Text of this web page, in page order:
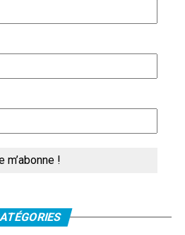
Jouy, dans
de briques